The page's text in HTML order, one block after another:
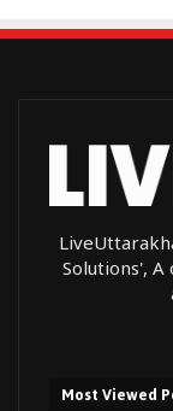
Solutions',
Most Viewed